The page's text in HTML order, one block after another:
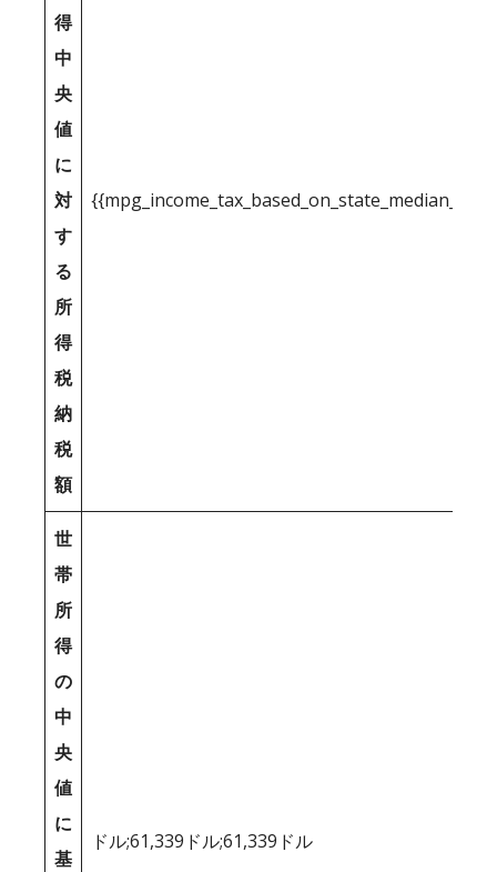
得
中
央
値
に
対
す
る
所
得
税
納
税
額
世
帯
所
得
の
中
央
値
に
基
ドル;61,339ドル;61,339ドル